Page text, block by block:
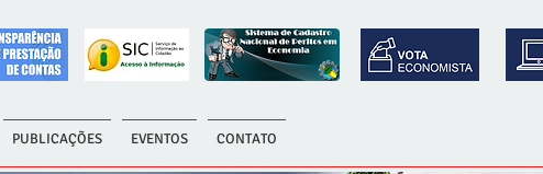
PUBLICAÇÕES EVENTOS CONTATO